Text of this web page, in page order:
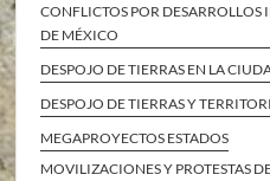
CONFLICTOS POR
DE MÉXICO
DESPOJO DE TIERRAS EN LA
DESPOJO DE TIERRAS Y
MEGAPROYECTOS ESTADOS
MOVILIZACIONES Y PROTESTAS